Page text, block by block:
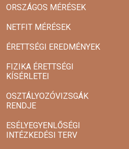
ORSZÁGOS MÉRÉSEK
NETFIT MÉRÉSEK
ÉRETTSÉGI EREDMÉNYEK
FIZIKA ÉRETTSÉGI
KÍSÉRLETEI
OSZTÁLYOZÓVIZSGÁK
RENDJE
ESÉLYEGYENLŐSÉGI
INTÉZKEDÉSI TERV